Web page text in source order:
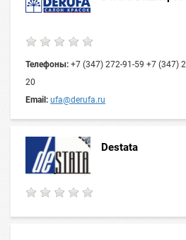
Телефоны: +7 (347) 272-91-59 +7 (347)
20
Email: ufa@derufa.ru
Destata